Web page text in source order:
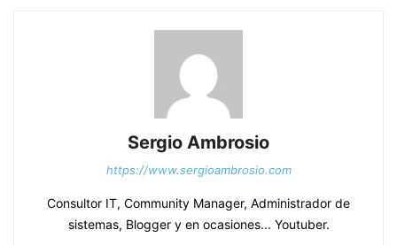
Sergio Ambrosio
https://www.sergioambrosio.com
Consultor IT, Community Manager, Administrador de
sistemas, Blogger y en ocasiones... Youtuber.